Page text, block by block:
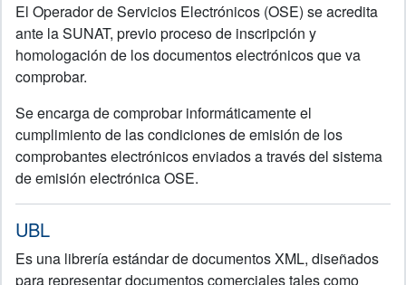
El Operador de Servicios Electrónicos (OSE) se acredita
ante la SUNAT, previo proceso de inscripción y
homologación de los documentos electrónicos que va
comprobar.
Se encarga de comprobar informáticamente el
cumplimiento de las condiciones de emisión de los
comprobantes electrónicos enviados a través del sistema
de emisión electrónica OSE.
UBL
Es una librería estándar de documentos XML, diseñados
para representar documentos comerciales tales como